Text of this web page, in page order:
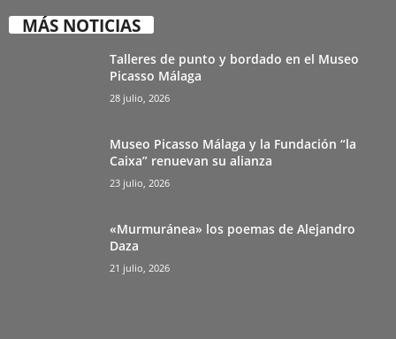
MÁS NOTICIAS
Talleres de punto y bordado en el Museo
Picasso Málaga
28 julio, 2026
Museo Picasso Málaga y la Fundación “la
Caixa” renuevan su alianza
23 julio, 2026
«Murmuránea» los poemas de Alejandro
Daza
21 julio, 2026